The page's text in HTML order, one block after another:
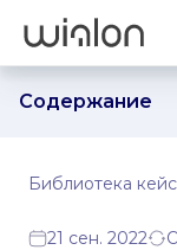
Содержание
Решение
Библиотека
21 сен. 2022